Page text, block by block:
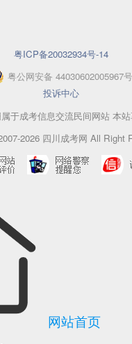
粤ICP备20032934号-14
粤公网安备 44030602005967号
投诉中心
于成考信息交流民间网站 本
2026 四川成考网 All Right
网站首页